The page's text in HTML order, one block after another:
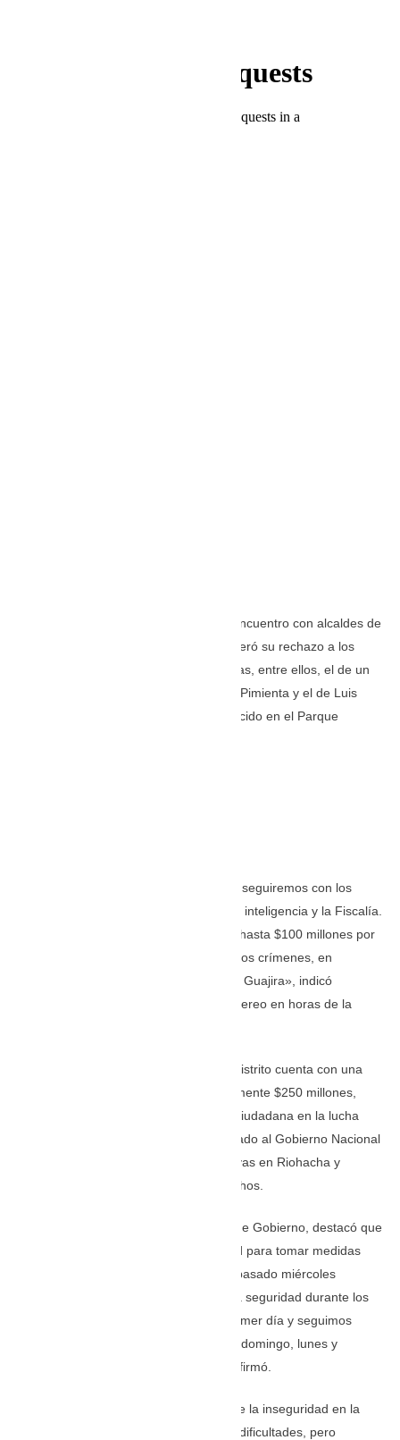
Desde Bogotá, donde participó en un encuentro con alcaldes de
capitales del país, Redondo Choles reiteró su rechazo a los
homicidios ocurridos en las últimas horas, entre ellos, el de un
subintendente de la Policía Javier Ilder Pimienta y el de Luis
Efraín Mejía Gámez, comerciante conocido en el Parque
“Queremos decirle a la comunidad que seguiremos con los
patrullajes y trabajando de la mano con inteligencia y la Fiscalía.
Se ha establecido una recompensa de hasta $100 millones por
información que ayude a esclarecer estos crímenes, en
coordinación con la Gobernación de La Guajira», indicó
Redondo en entrevista con Cardenal Stereo en horas de la
El mandatario también informó que el distrito cuenta con una
bolsa de recompensas de aproximadamente $250 millones,
destinada a incentivar la colaboración ciudadana en la lucha
contra el delito. Asimismo, hizo un llamado al Gobierno Nacional
para fortalecer las unidades investigativas en Riohacha y
agilizar el esclarecimiento de estos hechos.
Por su parte, Wilson Rojas, secretario de Gobierno, destacó que
se han realizado consejos de seguridad para tomar medidas
frente a la temporada de carnaval. “El pasado miércoles
definimos estrategias para garantizar la seguridad durante los
seis días de festividades. Ya pasó el primer día y seguimos
preparados para este viernes, sábado, domingo, lunes y
martes, hasta el entierro de Joselito”, afirmó.
Ante las críticas sobre la persistencia de la inseguridad en la
ciudad, Redondo Choles reconoció las dificultades, pero